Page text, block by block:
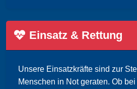
Einsatz & Rettung
Unsere Einsatzkräfte sind zur
Menschen in Not geraten. Ob